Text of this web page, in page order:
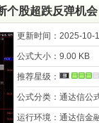
个股超跌反弹机
更新时间： 2025-10-
公式大小： 9.00 KB
推荐星级：
公式分类： 通达信公
运行环境： 通达信金